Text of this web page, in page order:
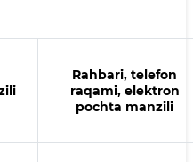
Rahbari, telefon
raqami, elektron
pochta manzili